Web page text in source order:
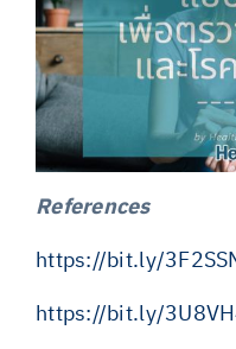
References
https://bit.ly/
https://bit.ly/